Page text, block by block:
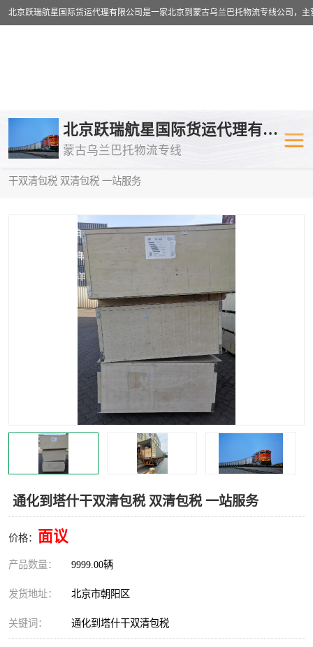
北京跃瑞航星国际货运代理有限公司
蒙古乌兰巴托物流专线
干双清包税 双清包税 一站服务
通化到塔什干双清包税 双清包税 一站服务
价格： 面议
产品数量： 9999.00辆
发货地址： 北京市朝阳区
关键词： 通化到塔什干双清包税
乌兰巴托物流专线 乌兰巴托铁
乌兰巴托公路运输
中欧班列
蒙古乌兰巴托双清包税
蒙古乌兰巴托空运专线
蒙古乌兰巴托汽运专线
中亚铁路运输